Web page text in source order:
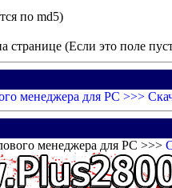
по md5)
странице (Если это поле
менеджера для PC >>>
менеджера для PC >>>